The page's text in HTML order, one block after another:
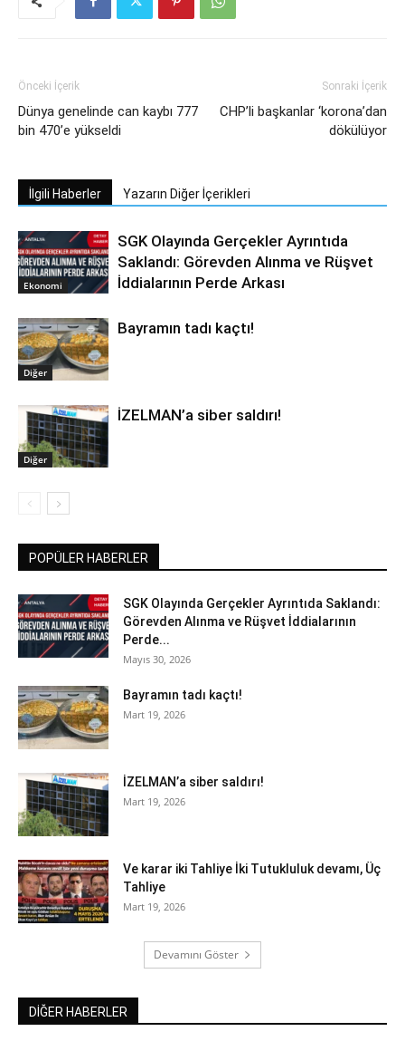
Önceki İçerik
Dünya genelinde can kaybı 777
bin 470’e yükseldi
Sonraki İçerik
CHP’li başkanlar ‘korona’dan
dökülüyor
İlgili Haberler Yazarın Diğer İçerikleri
Ekonomi
SGK Olayında Gerçekler Ayrıntıda
Saklandı: Görevden Alınma ve Rüşvet
İddialarının Perde Arkası
Diğer
Bayramın tadı kaçtı!
Diğer
İZELMAN’a siber saldırı!
POPÜLER HABERLER
SGK Olayında Gerçekler Ayrıntıda Saklandı:
Görevden Alınma ve Rüşvet İddialarının
Perde...
Mayıs 30, 2026
Bayramın tadı kaçtı!
Mart 19, 2026
İZELMAN’a siber saldırı!
Mart 19, 2026
Ve karar iki Tahliye İki Tutukluluk devamı, Üç
Tahliye
Mart 19, 2026
Devamını Göster
DİĞER HABERLER